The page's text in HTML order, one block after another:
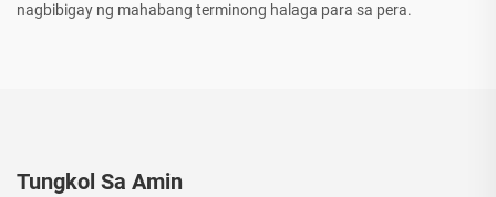
nagbibigay ng mahabang terminong halaga para sa pera.
Tungkol Sa Amin